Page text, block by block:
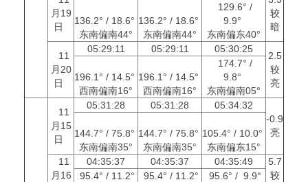
月19
日
较
暗
136.2° / 18.6°
东南偏南44°
136.2° / 18.6°
东南偏南44°
129.6° /
9.9°
东南偏东40°
11
月20
日
05:29:11 05:29:11 05:30:25
2.5
较
亮
196.1° / 14.5°
西南偏南16°
196.1° / 14.5°
西南偏南16°
174.7° /
9.8°
东南偏南05°
11
月15
日
05:31:28 05:31:28
05:34:32
-0.9
亮
144.7° / 75.8°
东南偏南35°
144.7° / 75.8°
东南偏南35°
105.4° / 10.0°
东南偏东15°
11
月16
04:35:37 04:35:37 04:35:49
5.7
较
95.4° / 11.2°
95.4° / 11.2°
95.6° / 9.9°